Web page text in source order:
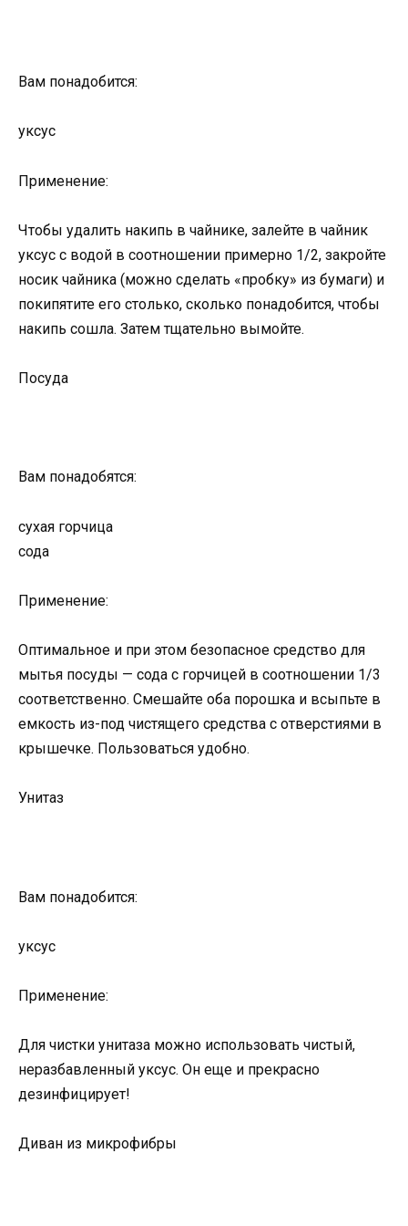
Вам понадобится:
уксус
Применение:
Чтобы удалить накипь в чайнике, залейте в чайник
уксус с водой в соотношении примерно 1/2, закройте
носик чайника (можно сделать «пробку» из бумаги) и
покипятите его столько, сколько понадобится, чтобы
накипь сошла. Затем тщательно вымойте.
Посуда
Вам понадобятся:
сухая горчица
сода
Применение:
Оптимальное и при этом безопасное средство для
мытья посуды — сода с горчицей в соотношении 1/3
соответственно. Смешайте оба порошка и всыпьте в
емкость из-под чистящего средства с отверстиями в
крышечке. Пользоваться удобно.
Унитаз
Вам понадобится:
уксус
Применение:
Для чистки унитаза можно использовать чистый,
неразбавленный уксус. Он еще и прекрасно
дезинфицирует!
Диван из микрофибры